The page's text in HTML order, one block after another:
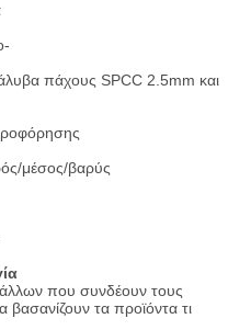
πάχους SPCC 2.5mm και
μέσος/βαρύς
που συνδέουν τους
τα προϊόντα τι